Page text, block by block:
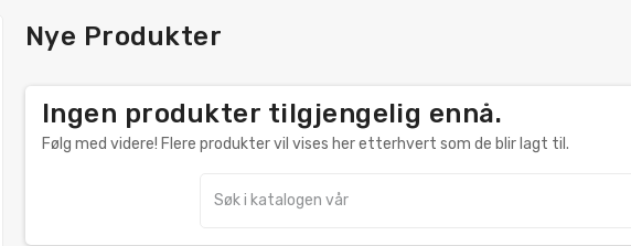
Nye Produkter
Ingen produkter tilgjengelig ennå.
Følg med videre! Flere produkter vil vises her etterhvert som de blir lagt til.